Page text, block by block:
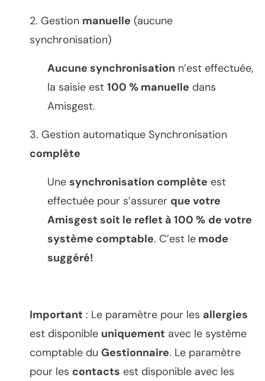
2. Gestion manuelle (aucune
synchronisation)
Aucune synchronisation n’est effectuée,
la saisie est 100 % manuelle dans
Amisgest.
3. Gestion automatique Synchronisation
complète
Une synchronisation complète est
effectuée pour s’assurer que votre
Amisgest soit le reflet à 100 % de votre
système comptable. C’est le mode
suggéré!
Important : Le paramètre pour les allergies
est disponible uniquement avec le système
comptable du Gestionnaire. Le paramètre
pour les contacts est disponible avec les